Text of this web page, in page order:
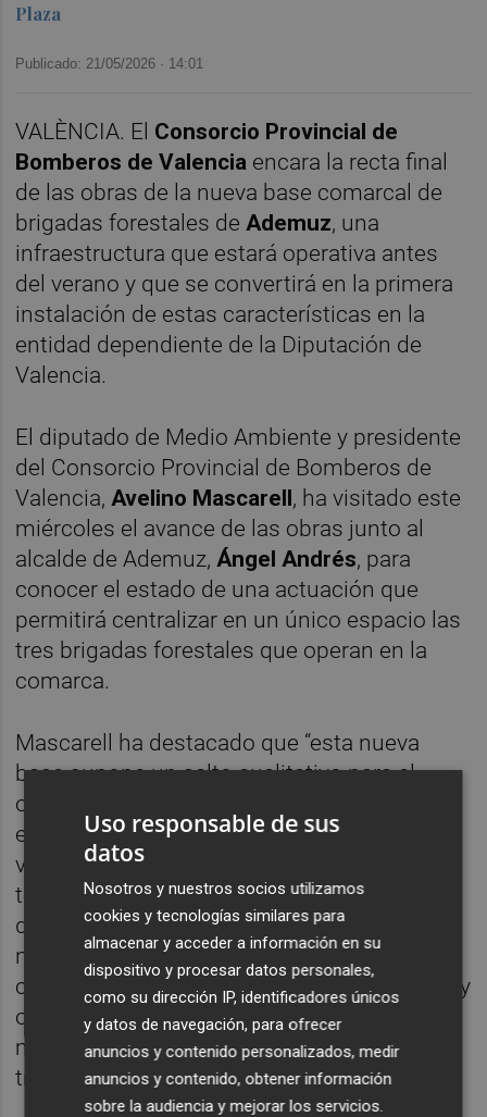
Plaza
Publicado: 21/05/2026 · 14:01
VALÈNCIA. El Consorcio Provincial de
Bomberos de Valencia encara la recta final
de las obras de la nueva base comarcal de
brigadas forestales deAdemuz, una
infraestructura que estará operativa antes
del verano y que se convertirá en la primera
instalación de estas características en la
entidad dependiente de la Diputación de
Valencia.
El diputado de Medio Ambiente y presidente
del Consorcio Provincial de Bomberos de
Valencia,Avelino Mascarell, ha visitado este
miércoles el avance de las obras junto al
alcalde de Ademuz,Ángel Andrés, para
conocer el estado de una actuación que
permitirá centralizar en un único espacio las
tres brigadas forestales que operan en la
comarca.
Mascarell ha destacado que “esta nueva
base supone un salto cualitativo para el
operativo del Consorcio en una comarca
especialmente sensible desde el punto de
vista forestal y con unas características
territoriales muy particulares”. El presidente
del Consorcio ha señalado además que “la
nueva instalación permitirá mejorar la
coordinación, reducir tiempos de respuesta y
ofrecer unas condiciones de trabajo mucho
más adecuadas para los efectivos que
trabajan diariamente sobre el terreno”.
Uso responsable de sus
datos
Nosotros y nuestros socios utilizamos
cookies y tecnologías similares para
almacenar y acceder a información en su
dispositivo y procesar datos personales,
como su dirección IP, identificadores únicos
y datos de navegación, para ofrecer
anuncios y contenido personalizados, medir
anuncios y contenido, obtener información
sobre la audiencia y mejorar los servicios.